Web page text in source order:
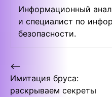
Информационный
и специалист по
безопасности.
Post
navigation
⟵
Имитация бруса:
раскрываем секреты